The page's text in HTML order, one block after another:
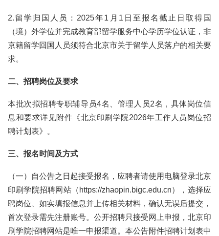
2.留学归国人员：2025年1月1日至报名截止日取得国
（境）外学位并完成教育部留学服务中心学历学位认证，非
京籍留学回国人员须符合北京市关于留学人员落户的相关要
求。
二、招聘岗位及要求
本批次拟招聘专职辅导员4名、管理人员2名，具体岗位信
息和要求详见附件《北京印刷学院2026年工作人员岗位招
聘计划表》。
三、报名时间及方式
（一）自公告之日起接受报名，应聘者请使用电脑登录北京
印刷学院招聘网站（https://zhaopin.bigc.edu.cn），选择应
聘岗位、如实填报信息并上传相关材料，确认无误后提交，
首次登录需先注册账号。公开招聘只接受网上申报，北京印
刷学院招聘网站是唯一申报渠道。本公告附件招聘计划表中